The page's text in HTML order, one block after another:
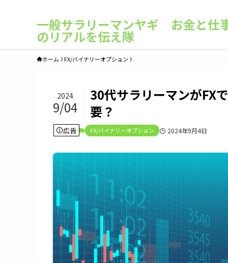
一般サラリーマンヤギ お金と仕
のリアルを伝え隊
ホーム FX/バイナリーオプション
30代サラリーマンがFX
要？
2024
9/04
広告 FX/バイナリーオプション 2024年9月4日